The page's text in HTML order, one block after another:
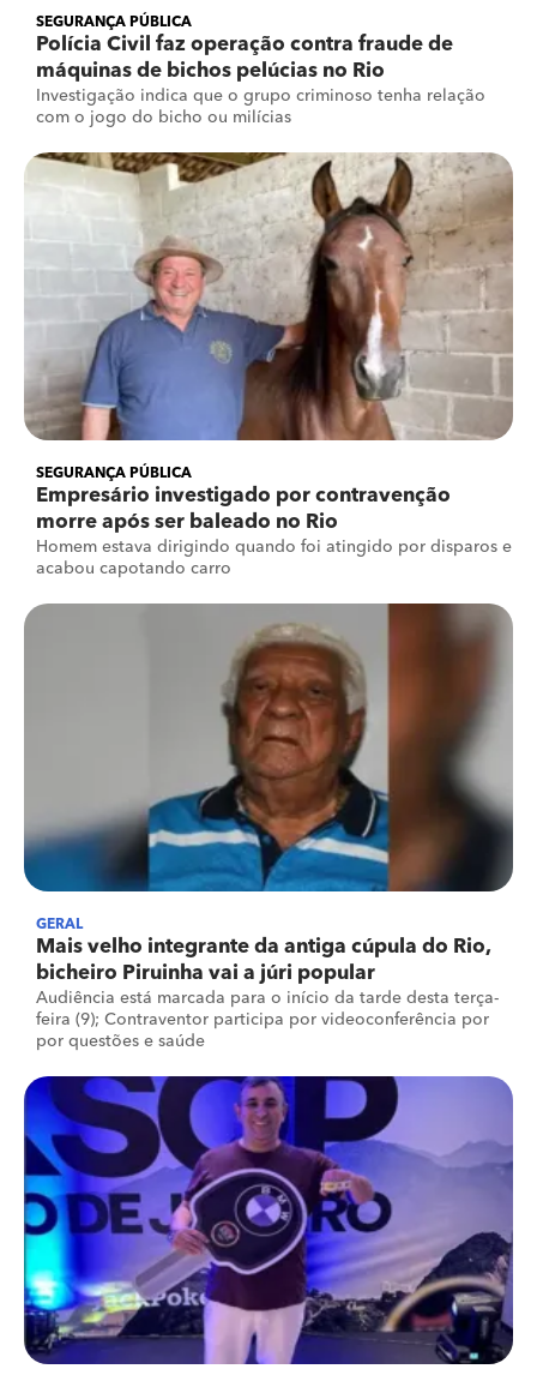
SEGURANÇA PÚBLICA
Polícia Civil faz operação contra fraude de
máquinas de bichos pelúcias no Rio
Investigação indica que o grupo criminoso tenha relação
com o jogo do bicho ou milícias
SEGURANÇA PÚBLICA
Empresário investigado por contravenção
morre após ser baleado no Rio
Homem estava dirigindo quando foi atingido por disparos e
acabou capotando carro
GERAL
Mais velho integrante da antiga cúpula do Rio,
bicheiro Piruinha vai a júri popular
Audiência está marcada para o início da tarde desta terça-
feira (9); Contraventor participa por videoconferência por
por questões e saúde